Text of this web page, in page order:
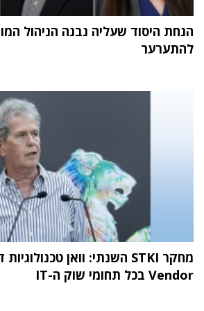
הנחת היסוד שעליה נבנה הניהול
להתערער
Vendor בכל תחומי שוק ה-IT